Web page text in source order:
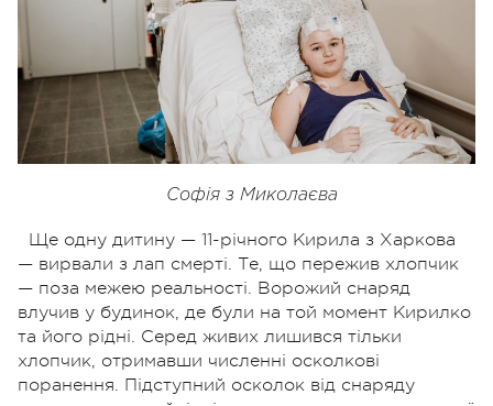
Софія з Миколаєва
Ще одну дитину — 11-річного Кирила з Харкова
— вирвали з лап смерті. Те, що пережив хлопчик
— поза межею реальності. Ворожий снаряд
влучив у будинок, де були на той момент Кирилко
та його рідні. Серед живих лишився тільки
хлопчик, отримавши численні осколкові
поранення. Підступний осколок від снаряду